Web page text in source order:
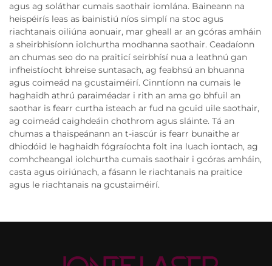
agus ag soláthar cumais saothair iomlána. Baineann na
heispéirís leas as bainistiú níos simplí na stoc agus
riachtanais oiliúna aonuair, mar gheall ar an gcóras amháin
a sheirbhisíonn iolchurtha modhanna saothair. Ceadaíonn
an chumas seo do na praiticí seirbhísí nua a leathnú gan
infheistíocht bhreise suntasach, ag feabhsú an bhuanna
agus coimeád na gcustaiméirí. Cinntíonn na cumais le
haghaidh athrú paraiméadar i rith an ama go bhfuil an
saothar is fearr curtha isteach ar fud na gcuid uile saothair,
ag coimeád caighdeáin chothrom agus sláinte. Tá an
chumas a thaispeánann an t-iascúr is fearr bunaithe ar
dhiodóid le haghaidh fógraíochta folt ina luach iontach, ag
comhcheangal iolchurtha cumais saothair i gcóras amháin,
casta agus oiriúnach, a fásann le riachtanais na praitice
agus le riachtanais na gcustaiméirí.